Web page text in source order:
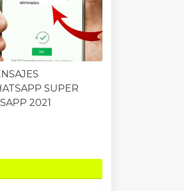
SUPER
2021